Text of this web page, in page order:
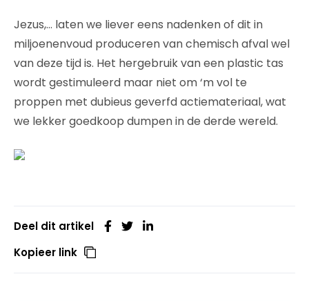
Jezus,… laten we liever eens nadenken of dit in
miljoenenvoud produceren van chemisch afval wel
van deze tijd is. Het hergebruik van een plastic tas
wordt gestimuleerd maar niet om ‘m vol te
proppen met dubieus geverfd actiemateriaal, wat
we lekker goedkoop dumpen in de derde wereld.
Deel dit artikel
Kopieer link